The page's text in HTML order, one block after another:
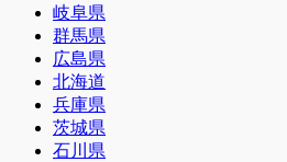
岐阜県
群馬県
広島県
北海道
兵庫県
茨城県
石川県